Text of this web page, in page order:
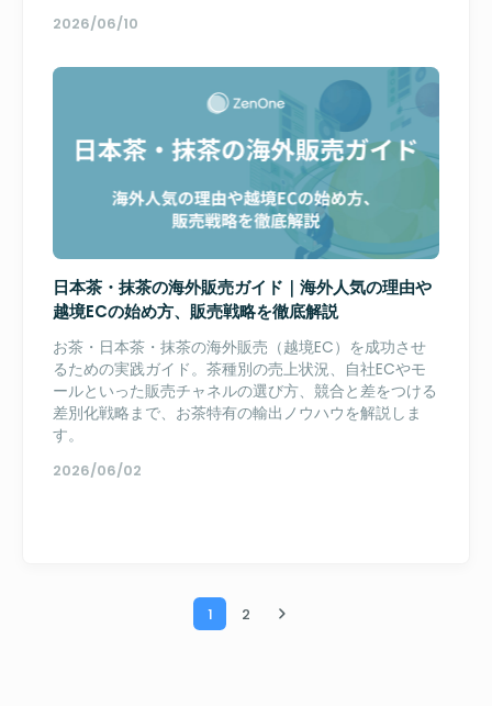
2026/06/10
日本茶・抹茶の海外販売ガイド｜海外人気の理由や
越境ECの始め方、販売戦略を徹底解説
お茶・日本茶・抹茶の海外販売（越境EC）を成功させ
るための実践ガイド。茶種別の売上状況、自社ECやモ
ールといった販売チャネルの選び方、競合と差をつける
差別化戦略まで、お茶特有の輸出ノウハウを解説しま
す。
2026/06/02
1 2